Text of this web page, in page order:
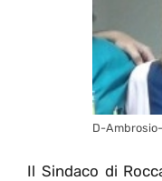
D-
Il Sindaco di